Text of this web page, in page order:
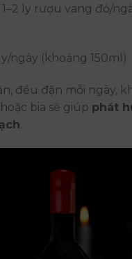
1–2 ly rượu vang đỏ/
ly/ngày (khoảng 150ml)
đều đặn mỗi ngày,
bia sẽ giúp phát
.